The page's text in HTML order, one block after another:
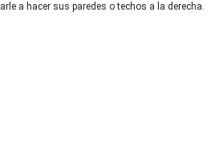
a hacer sus paredes o techos a la derecha.